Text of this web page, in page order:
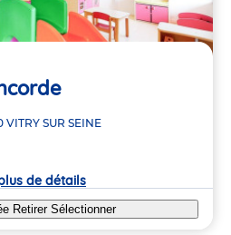
VITRY SUR SEINE
de détails
Retirer Sélectionner